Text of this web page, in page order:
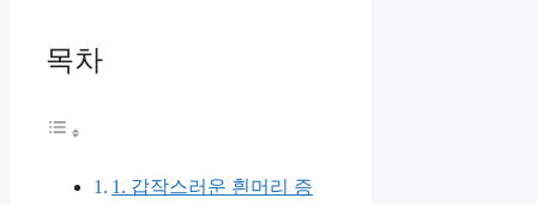
목차
1. 갑작스러운 흰머리 증